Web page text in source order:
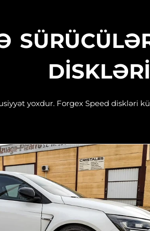
yoxdur. Forgex Speed